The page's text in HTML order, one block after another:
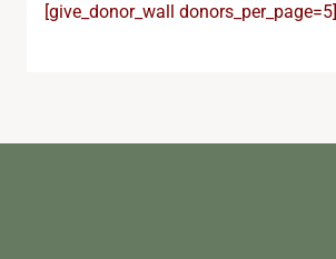
[give_donor_wall donors_per_page=5]